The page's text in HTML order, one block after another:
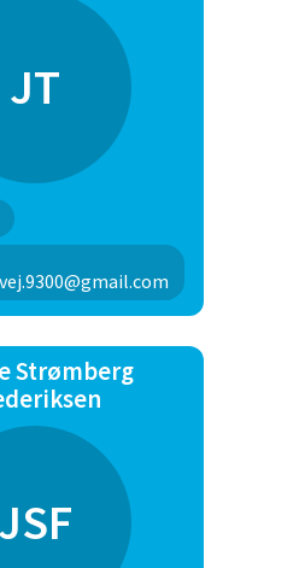
JT
Strømberg
JSF